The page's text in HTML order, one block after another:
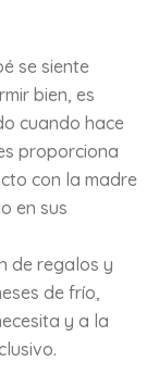
se siente
bien, es
cuando hace
proporciona
con la madre
en sus
de regalos y
de frío,
y a la